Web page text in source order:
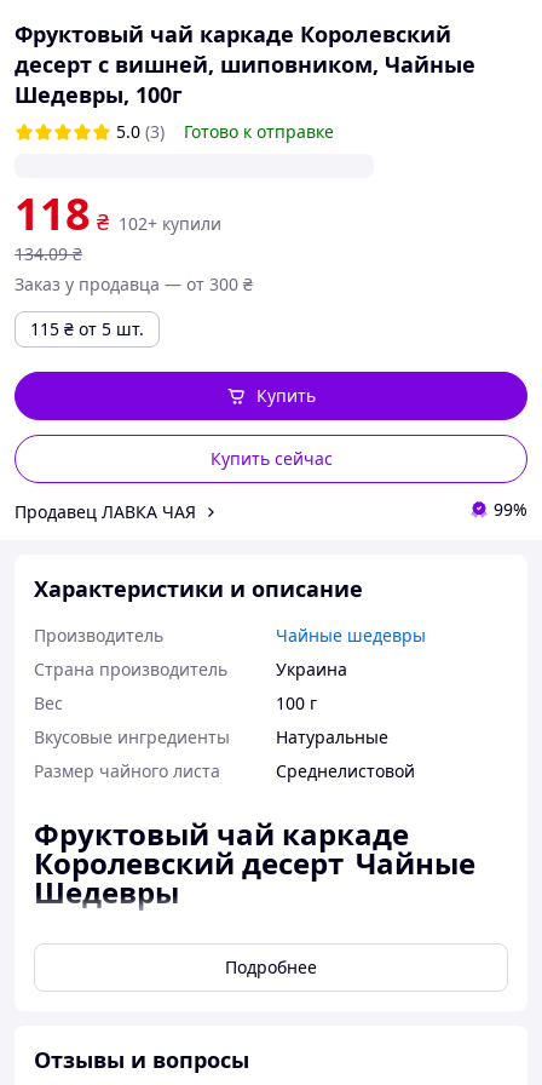
Фруктовый чай каркаде Королевский
десерт с вишней, шиповником, Чайные
Шедевры, 100г
5.0 (3) Готово к отправке
118 ₴ 102+ купили
134.09 ₴
Заказ у продавца — от 300 ₴
115 ₴ от 5 шт.
Купить сейчас
Купить
Продавец ЛАВКА ЧАЯ 99%
Характеристики и описание
Производитель
Чайные шедевры
Страна производитель
Украина
Вес
100 г
Вкусовые ингредиенты
Натуральные
Размер чайного листа
Среднелистовой
Фруктовый чай каркаде
Королевский десерт Чайные
Шедевры
Состав купажа на основе каркаде
включает такие натуральные
иммунную систему организма и
Подробнее
Отзывы и вопросы